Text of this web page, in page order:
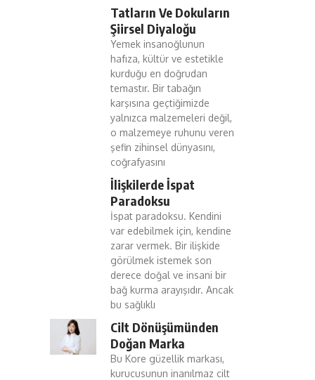
Tatların Ve Dokuların
Şiirsel Diyaloğu
Yemek insanoğlunun
hafıza, kültür ve estetikle
kurduğu en doğrudan
temastır. Bir tabağın
karşısına geçtiğimizde
yalnızca malzemeleri değil,
o malzemeye ruhunu veren
şefin zihinsel dünyasını,
coğrafyasını
İlişkilerde İspat
Paradoksu
İspat paradoksu. Kendini
var edebilmek için, kendine
zarar vermek. Bir ilişkide
görülmek istemek son
derece doğal ve insani bir
bağ kurma arayışıdır. Ancak
bu sağlıklı
Cilt Dönüşümünden
Doğan Marka
Bu Kore güzellik markası,
kurucusunun inanılmaz cilt